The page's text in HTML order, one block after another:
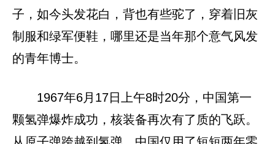
子，如今头发花白，背也有些驼了，穿着旧灰
制服和绿军便鞋，哪里还是当年那个意气风发
的青年博士。
1967年6月17日上午8时20分，中国第一
颗氢弹爆炸成功，核装备再次有了质的飞跃。
从原子弹跨越到氢弹，中国仅用了短短两年零